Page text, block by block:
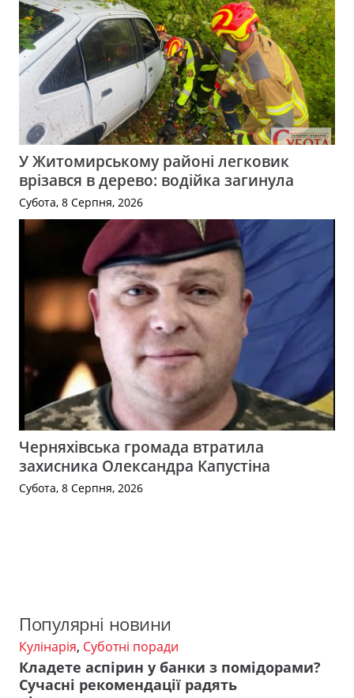
У Житомирському районі легковик
врізався в дерево: водійка загинула
Субота, 8 Серпня, 2026
Черняхівська громада втратила
захисника Олександра Капустіна
Субота, 8 Серпня, 2026
Популярні новини
Кулінарія, Суботні поради
Кладете аспірин у банки з помідорами?
Сучасні рекомендації радять